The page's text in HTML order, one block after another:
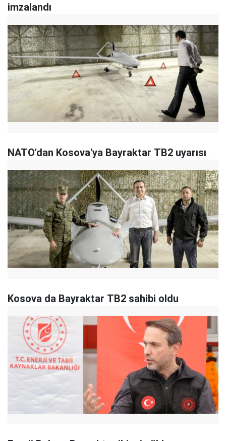
imzalandı
NATO'dan Kosova'ya Bayraktar TB2 uyarısı
Kosova da Bayraktar TB2 sahibi oldu